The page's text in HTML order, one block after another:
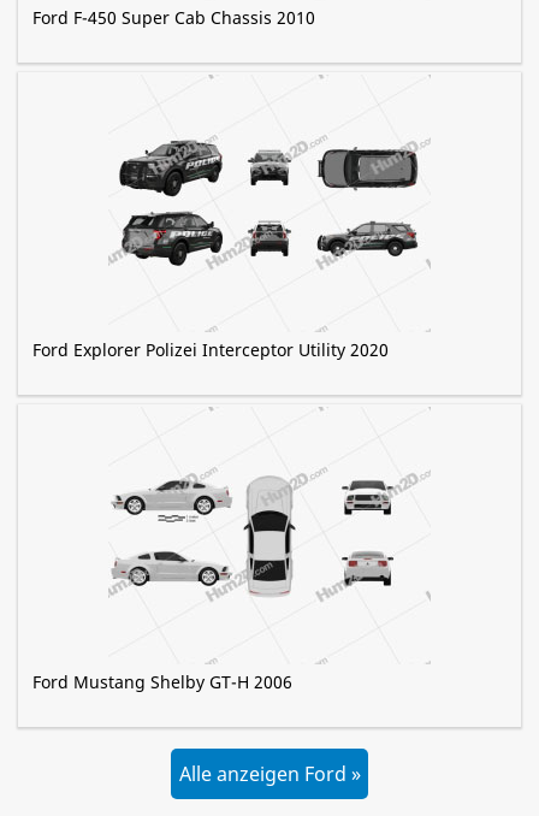
Ford F-450 Super Cab Chassis 2010
Ford Explorer Polizei Interceptor Utility 2020
Ford Mustang Shelby GT-H 2006
Alle anzeigen Ford »